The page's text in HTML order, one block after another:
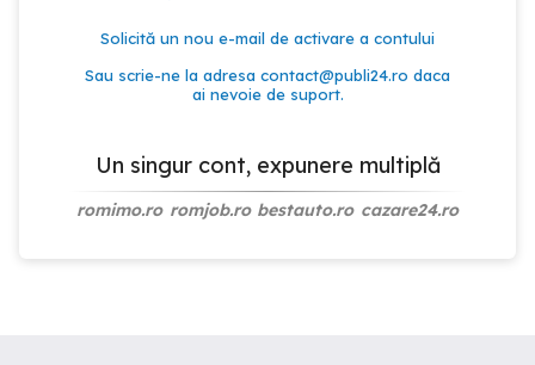
Solicită un nou e-mail de activare a contului
Sau scrie-ne la adresa contact@publi24.ro daca
ai nevoie de suport.
Un singur cont, expunere multiplă
romimo.ro romjob.ro bestauto.ro cazare24.ro